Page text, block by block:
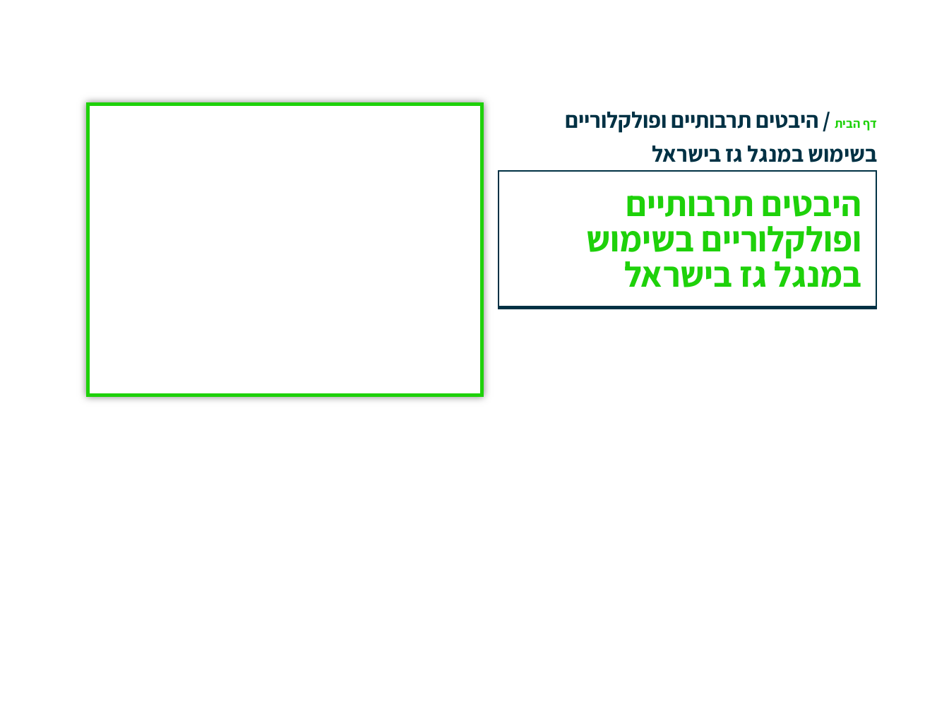
דף הבית /היבטים תרבותיים ופולקלוריים
בשימוש במנגל גז בישראל
היבטים תרבותיים
ופולקלוריים בשימוש
במנגל גז בישראל